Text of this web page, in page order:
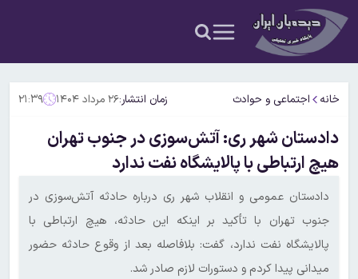
خانه اجتماعی و حوادث زمان انتشار:۲۶ مرداد ۱۴۰۴ ۲۱:۳۹
دادستان شهر ری: آتش‌سوزی در جنوب تهران
هیچ ارتباطی با پالایشگاه نفت ندارد
دادستان عمومی و انقلاب شهر ری درباره حادثه آتش‌سوزی در
جنوب تهران با تأکید بر اینکه این حادثه، هیچ ارتباطی با
پالایشگاه نفت ندارد، گفت: بلافاصله بعد از وقوع حادثه حضور
میدانی پیدا کردم و دستورات لازم صادر شد.